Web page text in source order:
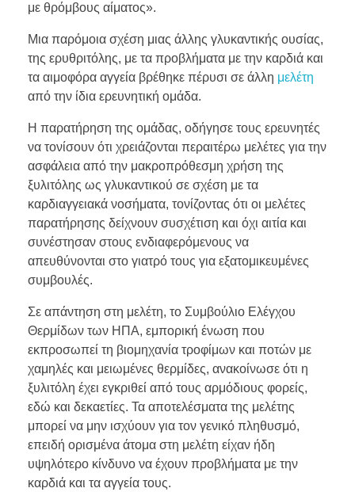
με θρόμβους αίματος».
Μια παρόμοια σχέση μιας άλλης γλυκαντικής ουσίας,
της ερυθριτόλης, με τα προβλήματα με την καρδιά και
τα αιμοφόρα αγγεία βρέθηκε πέρυσι σε άλλη μελέτη
από την ίδια ερευνητική ομάδα.
Η παρατήρηση της ομάδας, οδήγησε τους ερευνητές
να τονίσουν ότι χρειάζονται περαιτέρω μελέτες για την
ασφάλεια από την μακροπρόθεσμη χρήση της
ξυλιτόλης ως γλυκαντικού σε σχέση με τα
καρδιαγγειακά νοσήματα, τονίζοντας ότι οι μελέτες
παρατήρησης δείχνουν συσχέτιση και όχι αιτία και
συνέστησαν στους ενδιαφερόμενους να
απευθύνονται στο γιατρό τους για εξατομικευμένες
συμβουλές.
Σε απάντηση στη μελέτη, το Συμβούλιο Ελέγχου
Θερμίδων των ΗΠΑ, εμπορική ένωση που
εκπροσωπεί τη βιομηχανία τροφίμων και ποτών με
χαμηλές και μειωμένες θερμίδες, ανακοίνωσε ότι η
ξυλιτόλη έχει εγκριθεί από τους αρμόδιους φορείς,
εδώ και δεκαετίες. Τα αποτελέσματα της μελέτης
μπορεί να μην ισχύουν για τον γενικό πληθυσμό,
επειδή ορισμένα άτομα στη μελέτη είχαν ήδη
υψηλότερο κίνδυνο να έχουν προβλήματα με την
καρδιά και τα αγγεία τους.